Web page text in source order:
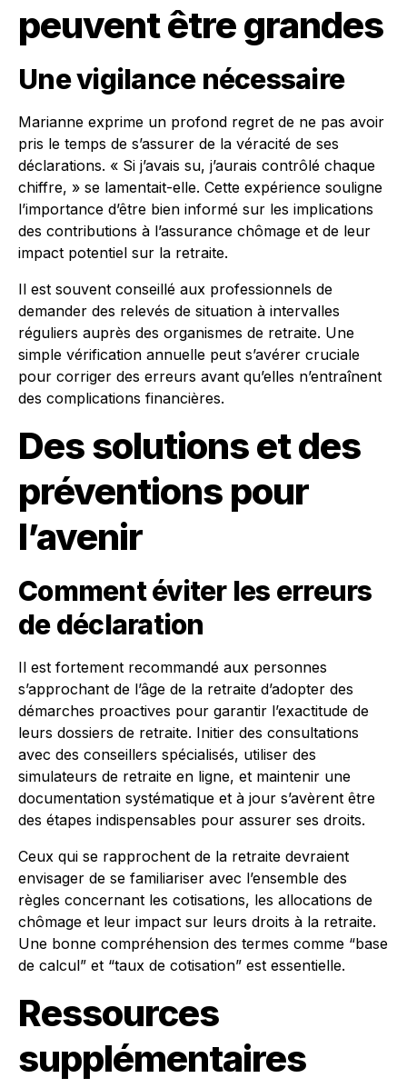
peuvent être grandes
Une vigilance nécessaire
Marianne exprime un profond regret de ne pas avoir
pris le temps de s’assurer de la véracité de ses
déclarations. « Si j’avais su, j’aurais contrôlé chaque
chiffre, » se lamentait-elle. Cette expérience souligne
l’importance d’être bien informé sur les implications
des contributions à l’assurance chômage et de leur
impact potentiel sur la retraite.
Il est souvent conseillé aux professionnels de
demander des relevés de situation à intervalles
réguliers auprès des organismes de retraite. Une
simple vérification annuelle peut s’avérer cruciale
pour corriger des erreurs avant qu’elles n’entraînent
des complications financières.
Des solutions et des
préventions pour
l’avenir
Comment éviter les erreurs
de déclaration
Il est fortement recommandé aux personnes
s’approchant de l’âge de la retraite d’adopter des
démarches proactives pour garantir l’exactitude de
leurs dossiers de retraite. Initier des consultations
avec des conseillers spécialisés, utiliser des
simulateurs de retraite en ligne, et maintenir une
documentation systématique et à jour s’avèrent être
des étapes indispensables pour assurer ses droits.
Ceux qui se rapprochent de la retraite devraient
envisager de se familiariser avec l’ensemble des
règles concernant les cotisations, les allocations de
chômage et leur impact sur leurs droits à la retraite.
Une bonne compréhension des termes comme “base
de calcul” et “taux de cotisation” est essentielle.
Ressources
supplémentaires